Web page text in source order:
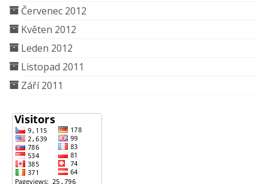
Červenec 2012
Květen 2012
Leden 2012
Listopad 2011
Září 2011